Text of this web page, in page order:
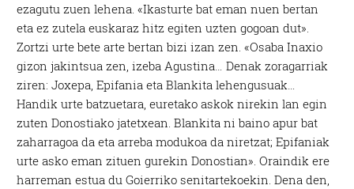
ezagutu zuen lehena. «Ikasturte bat eman nuen bertan
eta ez zutela euskaraz hitz egiten uzten gogoan dut».
Zortzi urte bete arte bertan bizi izan zen. «Osaba Inaxio
gizon jakintsua zen, izeba Agustina… Denak zoragarriak
ziren: Joxepa, Epifania eta Blankita lehengusuak…
Handik urte batzuetara, euretako askok nirekin lan egin
zuten Donostiako jatetxean. Blankita ni baino apur bat
zaharragoa da eta arreba modukoa da niretzat; Epifaniak
urte asko eman zituen gurekin Donostian». Oraindik ere
harreman estua du Goierriko senitartekoekin. Dena den,